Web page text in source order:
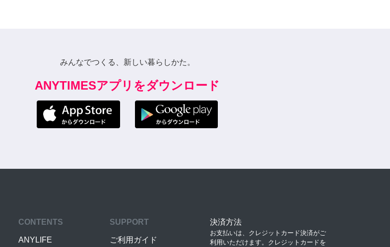
みんなでつくる、新しい暮らしかた。
ANYTIMESアプリをダウンロード
CONTENTS
ANYLIFE
SUPPORT
ご利用ガイド
決済方法
お支払いは、クレジットカード決済がご
利用いただけます。クレジットカードを